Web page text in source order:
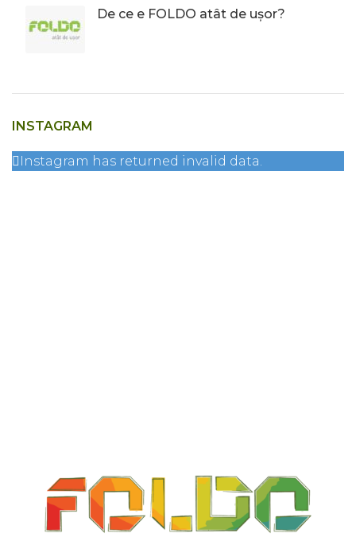
De ce e FOLDO atât de ușor?
INSTAGRAM
Instagram has returned invalid data.